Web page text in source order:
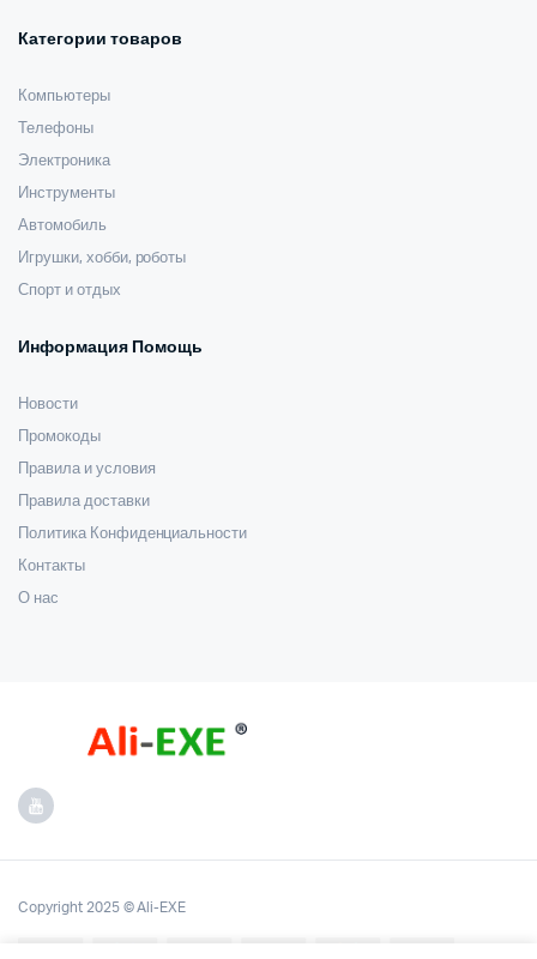
Категории товаров
Компьютеры
Телефоны
Электроника
Инструменты
Автомобиль
Игрушки, хобби, роботы
Спорт и отдых
Информация Помощь
Новости
Промокоды
Правила и условия
Правила доставки
Политика Конфиденциальности
Контакты
О нас
Copyright 2025 © Ali-EXE